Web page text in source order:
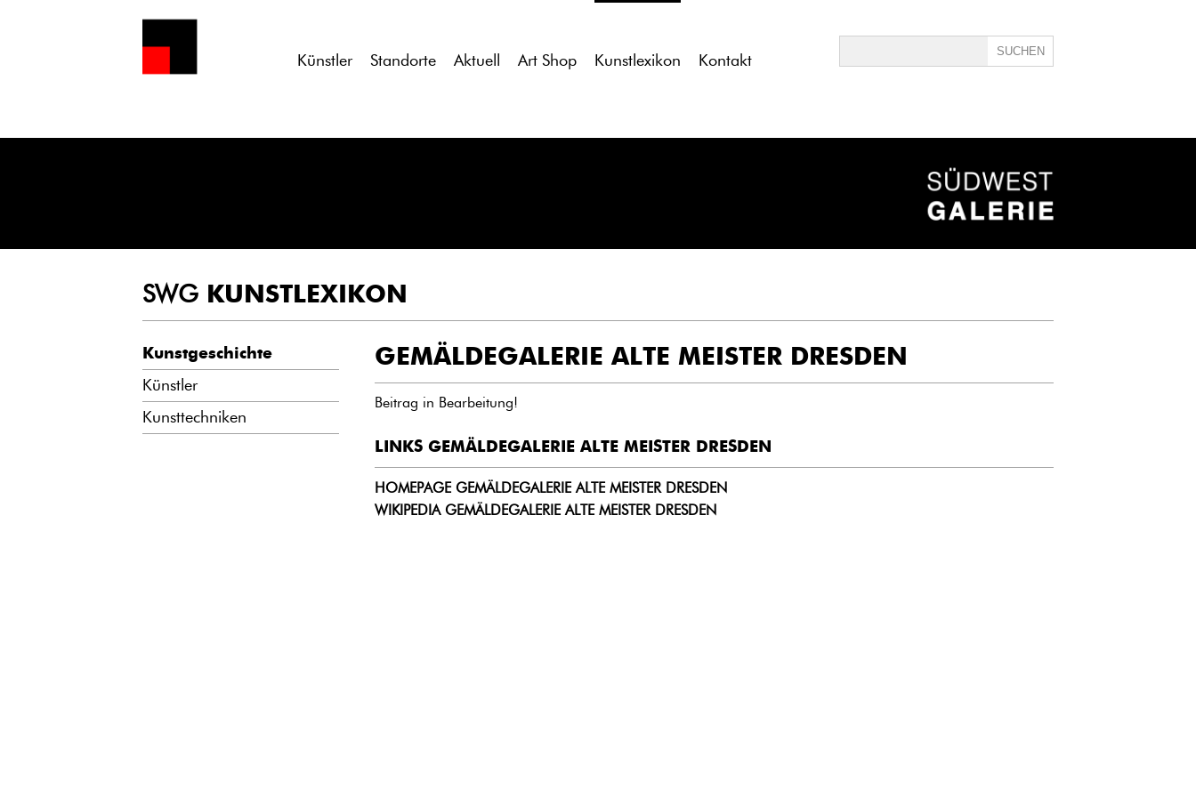
Künstler Standorte Aktuell Art Shop Kunstlexikon Kontakt
SWG KUNSTLEXIKON
Kunstgeschichte
Künstler
Kunsttechniken
GEMÄLDEGALERIE ALTE MEISTER DRESDEN
Beitrag in Bearbeitung!
LINKS GEMÄLDEGALERIE ALTE MEISTER DRESDEN
HOMEPAGE GEMÄLDEGALERIE ALTE MEISTER DRESDEN
WIKIPEDIA GEMÄLDEGALERIE ALTE MEISTER DRESDEN